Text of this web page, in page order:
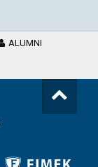
ALUMNI